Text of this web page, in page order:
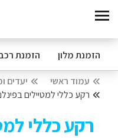
הזמנת מלון הזמנת
עמוד ראשי יעדים
רקע כללי למטיילים
רקע כללי